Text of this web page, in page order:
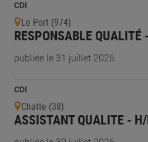
CDI
Le Port (974)
RESPONSABLE QUALITÉ
publiée le 31 juillet 2026
CDI
Chatte (38)
ASSISTANT QUALITE -